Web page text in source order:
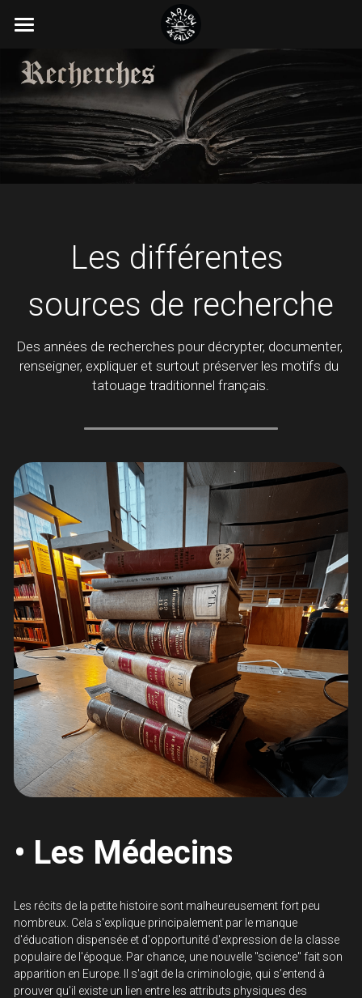
Recherches
Boutique
Newsletter
Les différentes
sources de recherche
Des années de recherches pour décrypter, documenter,
renseigner, expliquer et surtout préserver les motifs du
tatouage traditionnel français.
• Les Médecins
Les récits de la petite histoire sont malheureusement fort peu
nombreux. Cela s'explique principalement par le manque
d'éducation dispensée et d'opportunité d'expression de la classe
populaire de l'époque. Par chance, une nouvelle "science" fait son
apparition en Europe. Il s'agit de la criminologie, qui s’entend à
prouver qu'il existe un lien entre les attributs physiques des
LES CATÉGORIES DE LA BOUTIQUE
Toutes les catégories